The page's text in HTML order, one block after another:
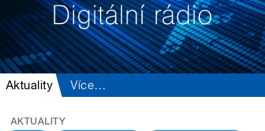
Aktuality Více…
AKTUALITY